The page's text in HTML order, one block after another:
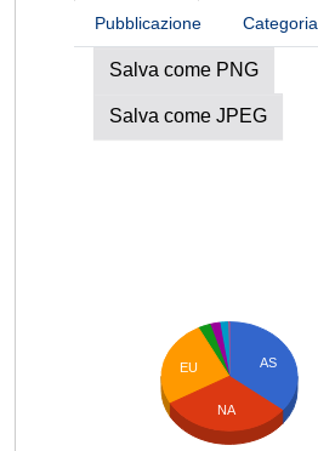
Pubblicazione Categoria
Salva come PNG
Salva come JPEG
AS
EU
NA